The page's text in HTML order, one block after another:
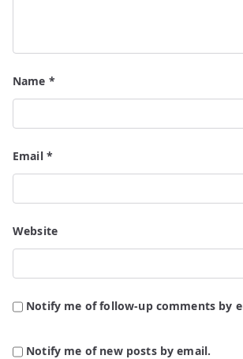
Name *
Email *
Website
Notify me of follow-up comments by
Notify me of new posts by email.